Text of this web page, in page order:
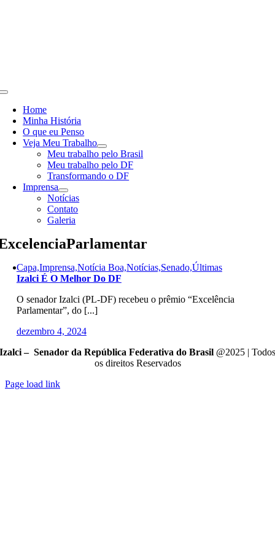
Toggle
NavigationHome
Minha História
O que eu Penso
Veja Meu Trabalho
Meu trabalho pelo Brasil
Meu trabalho pelo DF
Transformando o DF
Imprensa
Notícias
Contato
Galeria
Capa,Imprensa,Notícia Boa,Notícias,Senado,Últimas
Izalci É O Melhor Do DF
O senador Izalci (PL-DF) recebeu o prêmio “Excelência
Parlamentar”, do [...]
dezembro 4, 2024
Izalci – Senador da República Federativa do Brasil @2025 | Todos
os direitos Reservados
Page load link